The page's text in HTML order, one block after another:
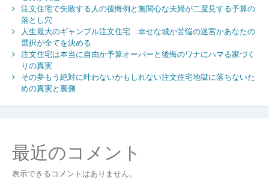
注文住宅で失敗する人の後悔例と無関心な夫婦が二度見する予算の
落とし穴
人生最大のギャンブル注文住宅 幸せな城か苦悩の迷宮かあなたの
選択が全てを決める
注文住宅は本当に自由か予算オーバーと後悔のワナにハマる家づく
りの真実
その夢もう絶対に叶わないかもしれない注文住宅地獄に落ちないた
めの真実と裏側
最近のコメント
表示できるコメントはありません。